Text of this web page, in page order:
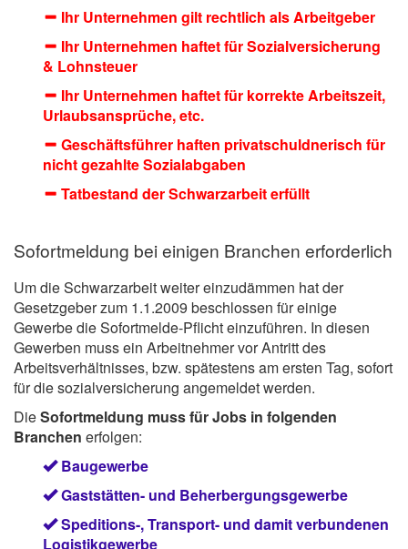
Ihr Unternehmen gilt rechtlich als Arbeitgeber
Ihr Unternehmen haftet für Sozialversicherung
& Lohnsteuer
Ihr Unternehmen haftet für korrekte Arbeitszeit,
Urlaubsansprüche, etc.
Geschäftsführer haften privatschuldnerisch für
nicht gezahlte Sozialabgaben
Tatbestand der Schwarzarbeit erfüllt
Sofortmeldung bei einigen Branchen erforderlich
Um die Schwarzarbeit weiter einzudämmen hat der
Gesetzgeber zum 1.1.2009 beschlossen für einige
Gewerbe die Sofortmelde-Pflicht einzuführen. In diesen
Gewerben muss ein Arbeitnehmer vor Antritt des
Arbeitsverhältnisses, bzw. spätestens am ersten Tag, sofort
für die sozialversicherung angemeldet werden.
DieSofortmeldung muss für Jobs in folgenden
Branchen erfolgen:
Baugewerbe
Gaststätten- und Beherbergungsgewerbe
Speditions-, Transport- und damit verbundenen
Logistikgewerbe